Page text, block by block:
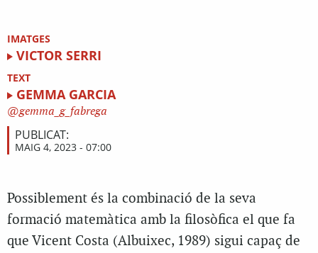
IMATGES
VICTOR SERRI
TEXT
GEMMA GARCIA
gemma_g_fabrega
PUBLICAT:
MAIG 4, 2023 - 07:00
Possiblement és la combinació de la seva
formació matemàtica amb la filosòfica el que fa
que Vicent Costa (Albuixec, 1989) sigui capaç de